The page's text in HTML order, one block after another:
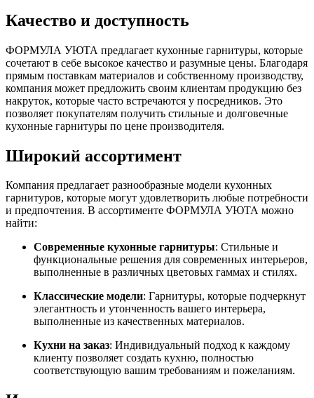
Качество и доступность
ФОРМУЛА УЮТА предлагает кухонные гарнитуры, которые
сочетают в себе высокое качество и разумные цены. Благодаря
прямым поставкам материалов и собственному производству,
компания может предложить своим клиентам продукцию без
накруток, которые часто встречаются у посредников. Это
позволяет покупателям получить стильные и долговечные
кухонные гарнитуры по цене производителя.
Широкий ассортимент
Компания предлагает разнообразные модели кухонных
гарнитуров, которые могут удовлетворить любые потребности
и предпочтения. В ассортименте ФОРМУЛА УЮТА можно
найти:
Современные кухонные гарнитуры: Стильные и
функциональные решения для современных интерьеров,
выполненные в различных цветовых гаммах и стилях.
Классические модели: Гарнитуры, которые подчеркнут
элегантность и утонченность вашего интерьера,
выполненные из качественных материалов.
Кухни на заказ: Индивидуальный подход к каждому
клиенту позволяет создать кухню, полностью
соответствующую вашим требованиям и пожеланиям.